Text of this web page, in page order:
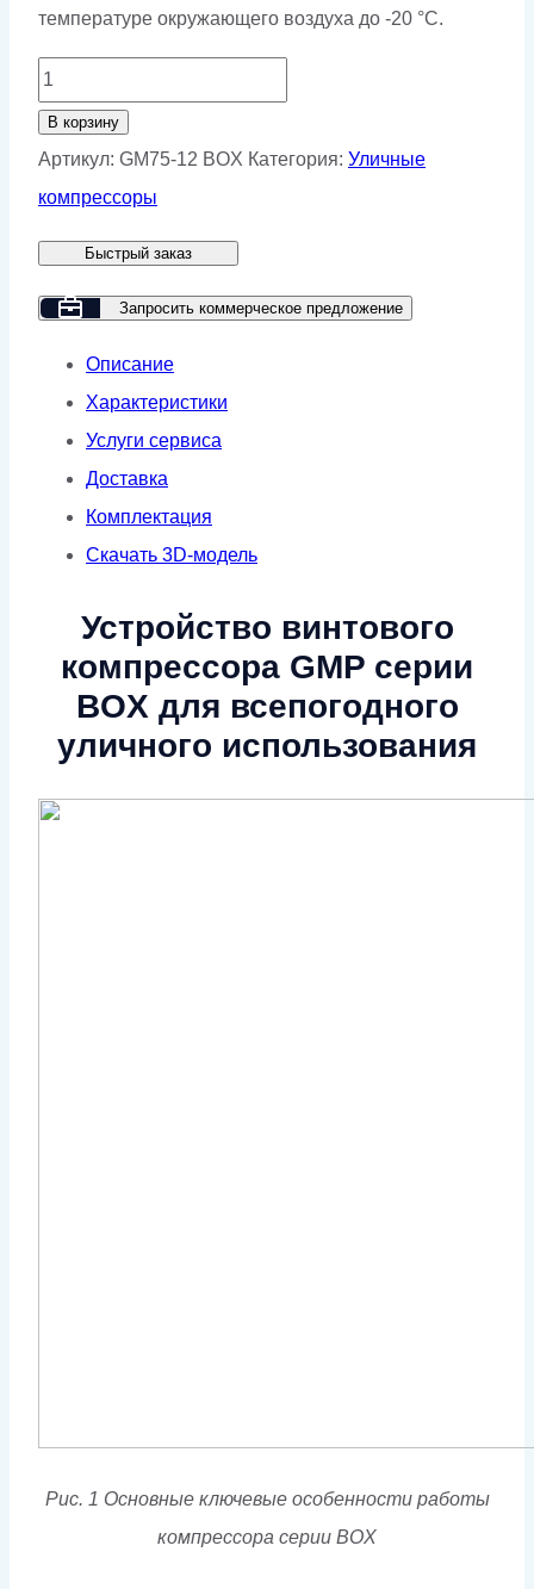
температуре окружающего воздуха до -20 °С.
Количество
товара
Винтовой
компрессор
GM75-
12
В корзину
Артикул: GM75-12 BOX Категория: Уличные
компрессоры
Быстрый заказ
Запросить коммерческое предложение
Описание
Характеристики
Услуги сервиса
Доставка
Комплектация
Скачать 3D-модель
Устройство винтового
компрессора GMP серии
BOX для всепогодного
уличного использования
Рис. 1 Основные ключевые особенности работы
компрессора серии BOX